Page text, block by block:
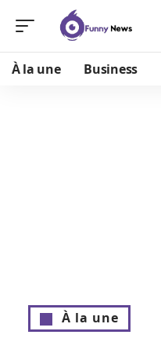
À la une Business
À la une